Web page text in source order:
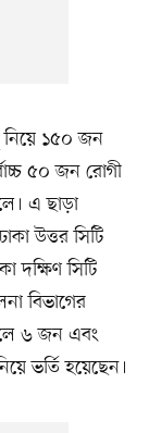
নিয়ে ১৫০ জন
৫০ জন রোগী
এ ছাড়া
উত্তর সিটি
দক্ষিণ সিটি
বিভাগের
৬ জন এবং
ভর্তি হয়েছেন।